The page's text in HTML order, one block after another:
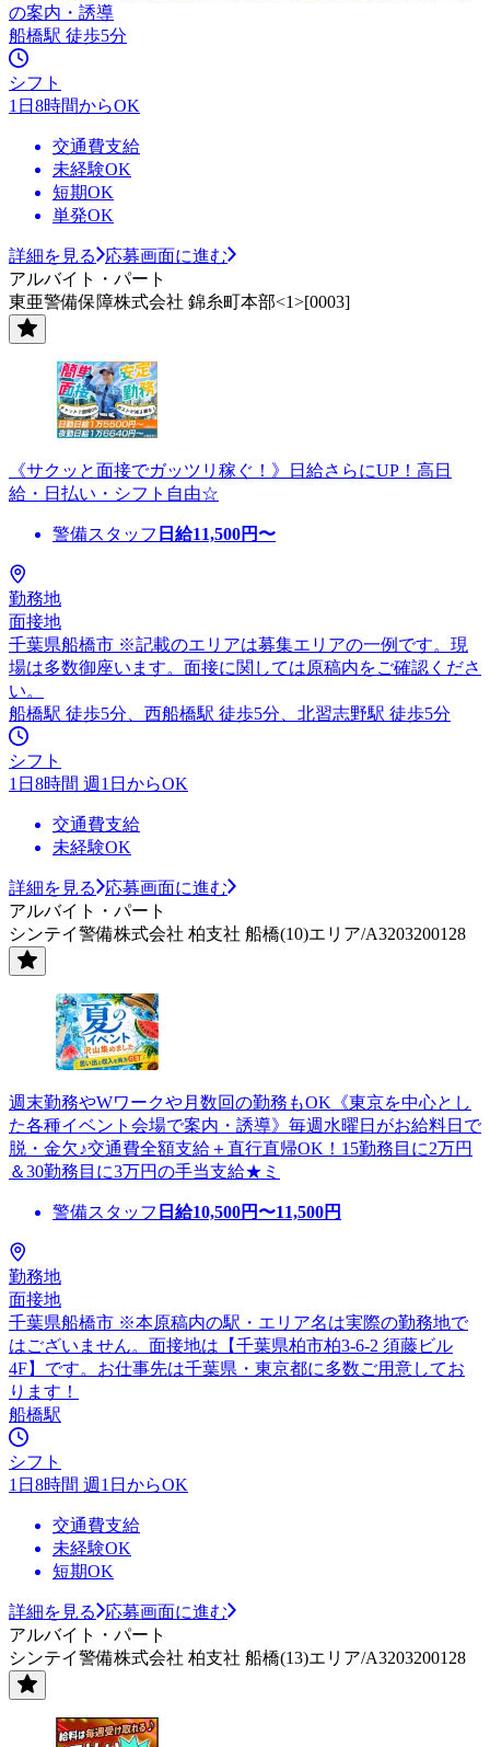
の案内・誘導
船橋駅 徒歩5分
シフト
1日8時間からOK
交通費支給
未経験OK
短期OK
単発OK
詳細を見る
応募画面に進む
アルバイト・パート
東亜警備保障株式会社 錦糸町本部<1>[0003]
《サクッと面接でガッツリ稼ぐ！》日給さらにUP！高日
給・日払い・シフト自由☆
警備スタッフ 日給11,500円〜
勤務地
面接地
千葉県船橋市 ※記載のエリアは募集エリアの一例です。現
場は多数御座います。面接に関しては原稿内をご確認くださ
い。
船橋駅 徒歩5分、西船橋駅 徒歩5分、北習志野駅 徒歩5分
シフト
1日8時間 週1日からOK
交通費支給
未経験OK
詳細を見る
応募画面に進む
アルバイト・パート
シンテイ警備株式会社 柏支社 船橋(10)エリア/A3203200128
週末勤務やWワークや月数回の勤務もOK《東京を中心とし
た各種イベント会場で案内・誘導》毎週水曜日がお給料日で
脱・金欠♪交通費全額支給＋直行直帰OK！15勤務目に2万円
＆30勤務目に3万円の手当支給★ミ
警備スタッフ 日給10,500円〜11,500円
勤務地
面接地
千葉県船橋市 ※本原稿内の駅・エリア名は実際の勤務地で
はございません。面接地は【千葉県柏市柏3-6-2 須藤ビル
4F】です。お仕事先は千葉県・東京都に多数ご用意してお
ります！
船橋駅
シフト
1日8時間 週1日からOK
交通費支給
未経験OK
短期OK
詳細を見る
応募画面に進む
アルバイト・パート
シンテイ警備株式会社 柏支社 船橋(13)エリア/A3203200128